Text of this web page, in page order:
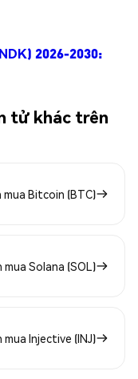
2026-2030:
tử khác trên
mua Bitcoin (BTC)
mua Solana (SOL)
mua Injective (INJ)